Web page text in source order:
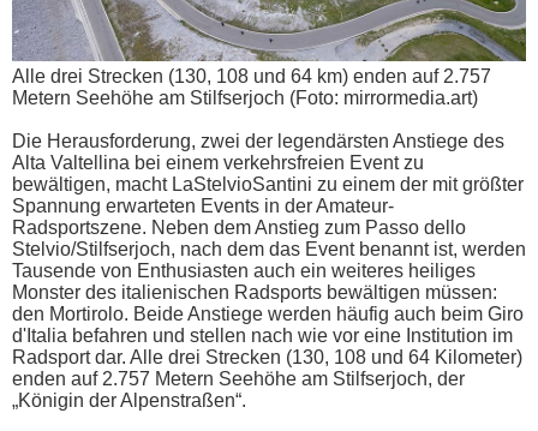
Alle drei Strecken (130, 108 und 64 km) enden auf 2.757
Metern Seehöhe am Stilfserjoch (Foto: mirrormedia.art)
Die Herausforderung, zwei der legendärsten Anstiege des
Alta Valtellina bei einem verkehrsfreien Event zu
bewältigen, macht LaStelvioSantini zu einem der mit größter
Spannung erwarteten Events in der Amateur-
Radsportszene. Neben dem Anstieg zum Passo dello
Stelvio/Stilfserjoch, nach dem das Event benannt ist, werden
Tausende von Enthusiasten auch ein weiteres heiliges
Monster des italienischen Radsports bewältigen müssen:
den Mortirolo. Beide Anstiege werden häufig auch beim Giro
d'Italia befahren und stellen nach wie vor eine Institution im
Radsport dar. Alle drei Strecken (130, 108 und 64 Kilometer)
enden auf 2.757 Metern Seehöhe am Stilfserjoch, der
„Königin der Alpenstraßen“.